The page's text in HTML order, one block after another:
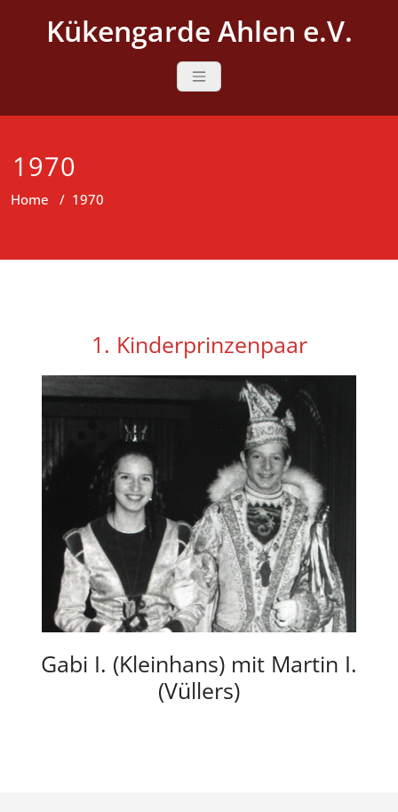
Kükengarde Ahlen e.V.
1970
Home / 1970
1. Kinderprinzenpaar
Gabi I. (Kleinhans) mit Martin I.
(Vüllers)